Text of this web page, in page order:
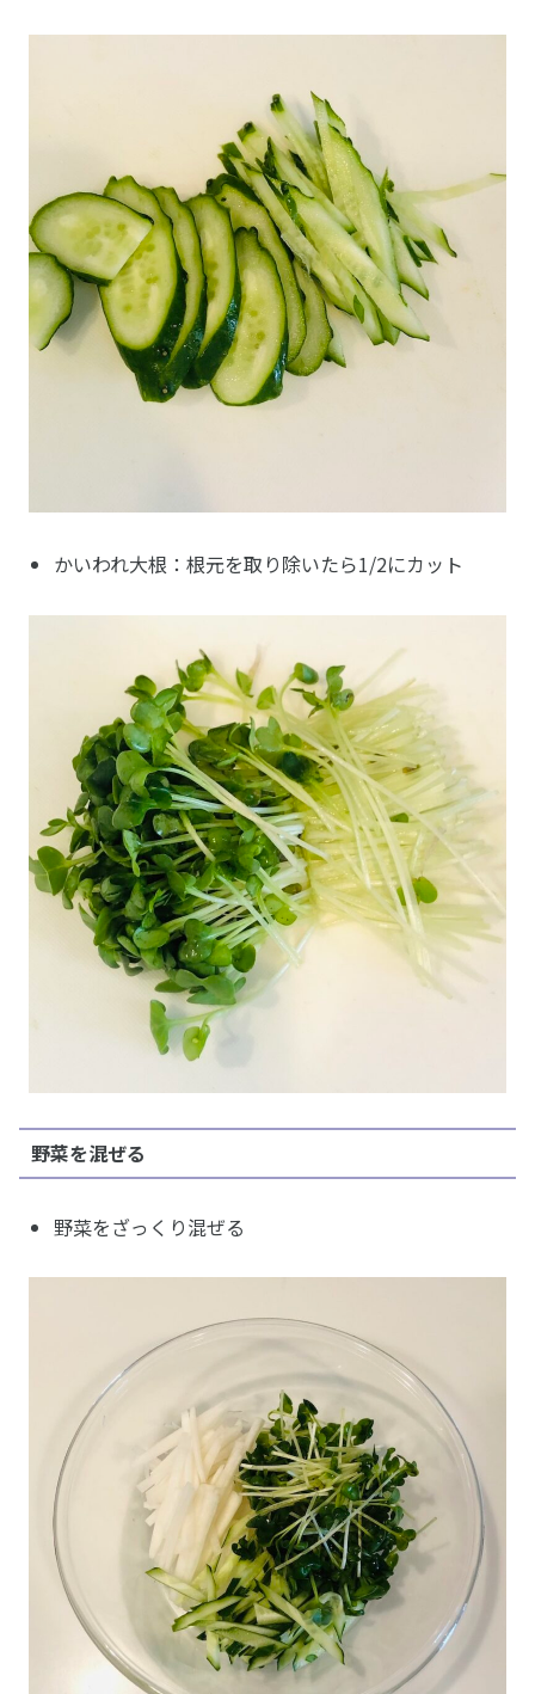
かいわれ大根：根元を取り除いたら1/2にカット
野菜を混ぜる
野菜をざっくり混ぜる